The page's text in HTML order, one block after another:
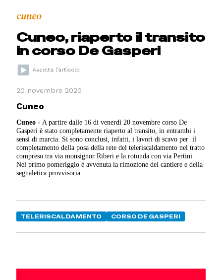
cuneo
Cuneo, riaperto il transito
in corso De Gasperi
20 novembre 2020
Cuneo
Cuneo - A partire dalle 16 di venerdì 20 novembre corso De
Gasperi è stato completamente riaperto al transito, in entrambi i
sensi di marcia. Si sono conclusi, infatti, i lavori di scavo per il
completamento della posa della rete del teleriscaldamento nel tratto
compreso tra via monsignor Riberi e la rotonda con via Pertini.
Nel primo pomeriggio è avvenuta la rimozione del cantiere e della
segnaletica provvisoria.
TELERISCALDAMENTO CORSO DE GASPERI